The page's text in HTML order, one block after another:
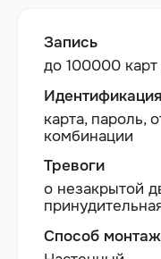
Запись
до 100000
карта, пароль,
комбинации
Тревоги
о незакрытой
Способ